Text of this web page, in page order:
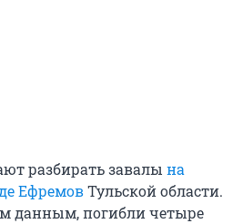
разбирать завалы на
ЕфремовТульской области.
данным, погибли четыре